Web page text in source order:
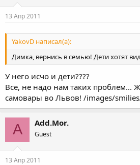
13 Апр 2011
YakovD написал(а):
Димка, вернись в семью! Дети хотят
У него исчо и дети????
Все, не надо нам таких проблем...
самовары во Львов! /images/
A Add.Mor.
Guest
13 Апр 2011